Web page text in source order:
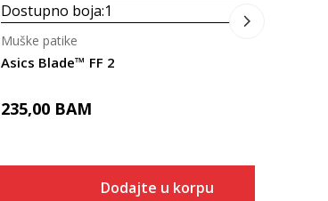
Dostupno boja:1
Asics Blade™ FF 2
Muške patike
235,00 BAM
Dodajte u korpu